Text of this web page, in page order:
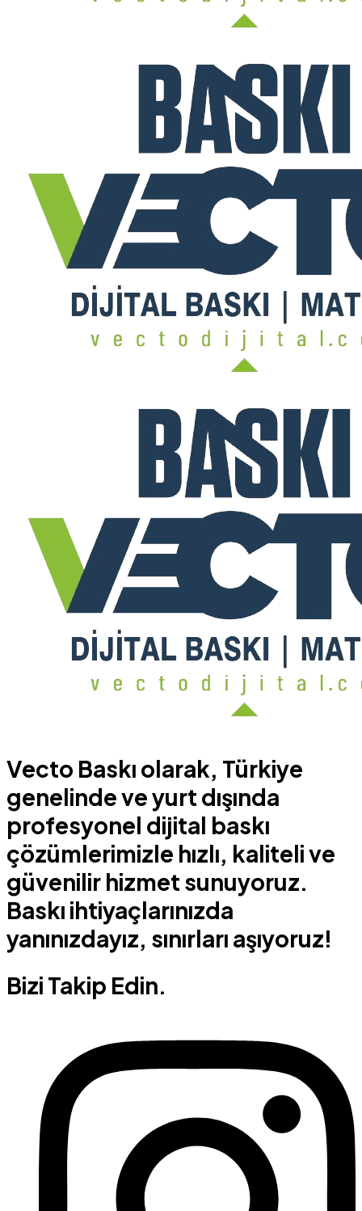
Vecto Baskı olarak, Türkiye
genelinde ve yurt dışında
profesyonel dijital baskı
çözümlerimizle hızlı, kaliteli ve
güvenilir hizmet sunuyoruz.
Baskı ihtiyaçlarınızda
yanınızdayız, sınırları aşıyoruz!
Bizi Takip Edin.